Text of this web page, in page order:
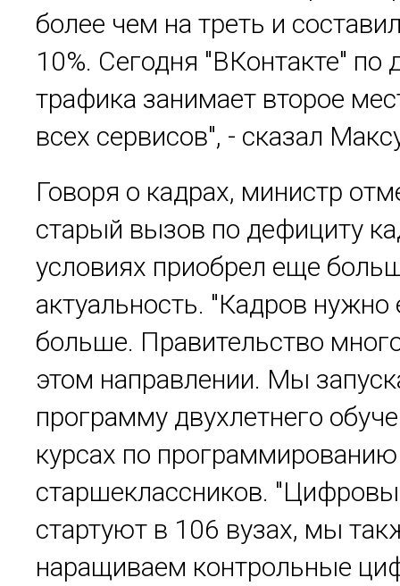
более чем на треть и
10%. Сегодня "ВКонтакте" по
трафика занимает второе
всех сервисов", - сказал
Говоря о кадрах, министр
старый вызов по дефициту
условиях приобрел еще
актуальность. "Кадров
больше. Правительство
этом направлении. Мы
программу двухлетнего
курсах по
старшеклассников.
стартуют в 106 вузах, мы
наращиваем контрольные